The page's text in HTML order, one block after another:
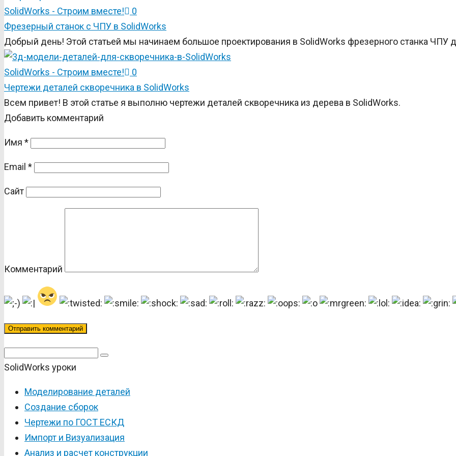
SolidWorks - Строим вместе!
0
Фрезерный станок с ЧПУ в SolidWorks
Добрый день! Этой статьей мы начинаем большое проектирования в SolidWorks фрезерного станка ЧПУ
SolidWorks - Строим вместе!
0
Чертежи деталей скворечника в SolidWorks
Всем привет! В этой статье я выполню чертежи деталей скворечника из дерева в SolidWorks.
Добавить комментарий
Имя *
Email *
Сайт
Комментарий
Поиск:
SolidWorks уроки
Моделирование деталей
Создание сборок
Чертежи по ГОСТ ЕСКД
Импорт и Визуализация
Анализ и расчет конструкции